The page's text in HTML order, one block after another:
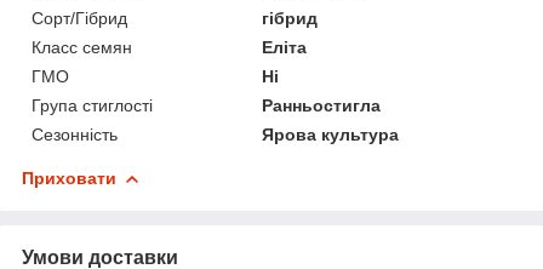
Сорт/Гібрид
гібрид
Класс семян
Еліта
ГМО
Ні
Група стиглості
Ранньостигла
Сезонність
Ярова культура
Приховати
Умови доставки